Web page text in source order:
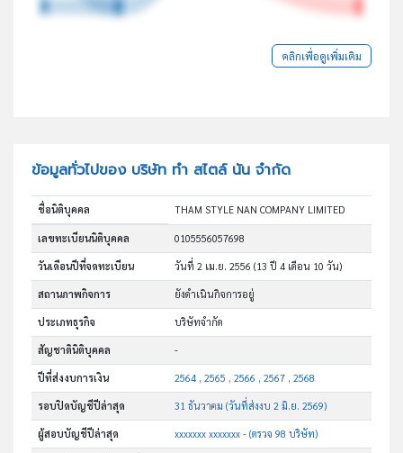
คลิกเพื่อดูเพิ่มเติม
ข้อมูลทั่วไปของ บริษัท ทำ สไตล์ นัน จำกัด
ชื่อนิติบุคคล THAM STYLE NAN COMPANY LIMITED
เลขทะเบียนนิติบุคคล 0105556057698
วันเดือนปีที่จดทะเบียน วันที่ 2 เม.ย. 2556(13 ปี 4 เดือน 10 วัน)
สถานภาพกิจการ ยังดำเนินกิจการอยู่
ประเภทธุรกิจ บริษัทจำกัด
สัญชาตินิติบุคคล -
ปีที่ส่งงบการเงิน 2564 , 2565 , 2566 , 2567 , 2568
รอบปิดบัญชีปีล่าสุด 31 ธันวาคม (วันที่ส่งงบ 2 มิ.ย. 2569)
ผู้สอบบัญชีปีล่าสุด xxxxxxx xxxxxxx - (ตรวจ 98 บริษัท)